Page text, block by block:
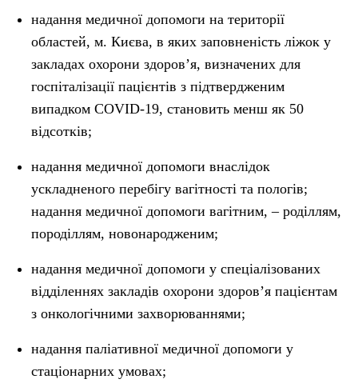
надання медичної допомоги на території
областей, м. Києва, в яких заповненість ліжок у
закладах охорони здоров’я, визначених для
госпіталізації пацієнтів з підтвердженим
випадком COVID-19, становить менш як 50
відсотків;
надання медичної допомоги внаслідок
ускладненого перебігу вагітності та пологів;
надання медичної допомоги вагітним, – роділлям,
породіллям, новонародженим;
надання медичної допомоги у спеціалізованих
відділеннях закладів охорони здоров’я пацієнтам
з онкологічними захворюваннями;
надання паліативної медичної допомоги у
стаціонарних умовах;